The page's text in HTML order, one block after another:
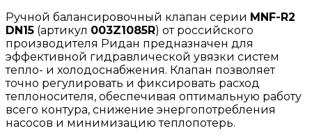
Ручной балансировочный клапан серии MNF-R2
DN15 (артикул 003Z1085R) от российского
производителя Ридан предназначен для
эффективной гидравлической увязки систем
тепло- и холодоснабжения. Клапан позволяет
точно регулировать и фиксировать расход
теплоносителя, обеспечивая оптимальную работу
всего контура, снижение энергопотребления
насосов и минимизацию теплопотерь.